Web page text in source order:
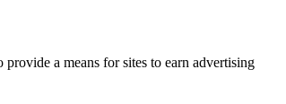
a means for sites to earn advertising